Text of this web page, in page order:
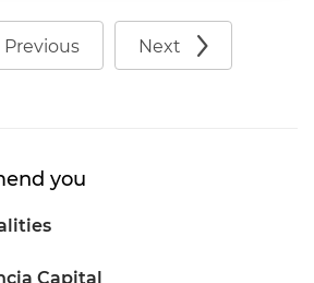
Previous Next
you
Capital